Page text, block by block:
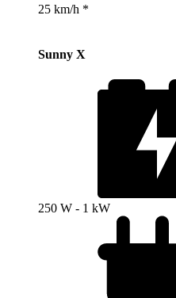
25 km/h *
Sunny X
250 W - 1 kW